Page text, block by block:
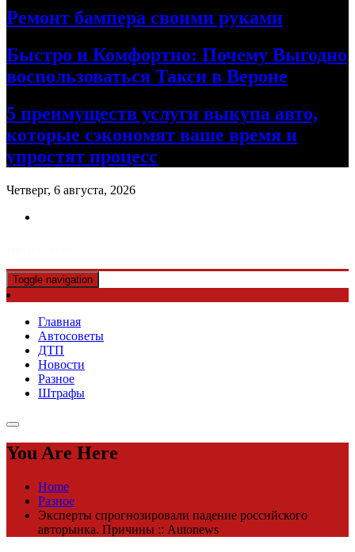
Ремонт бампера своими руками
Быстро и Комфортно: Почему Выгодно
воспользоваться Такси в Вероне
5 преимуществ услуги выкупа авто,
которые сэкономят ваше время и
упростят процесс
Четверг, 6 августа, 2026
Toggle navigation
Главная
Автосоветы
ДТП
Новости
Разное
Штрафы
You Are Here
Home
Разное
Эксперты спрогнозировали падение российского
авторынка. Причины :: Autonews